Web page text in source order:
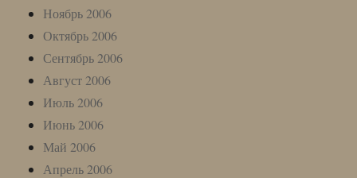
Ноябрь 2006
Октябрь 2006
Сентябрь 2006
Август 2006
Июль 2006
Июнь 2006
Май 2006
Апрель 2006